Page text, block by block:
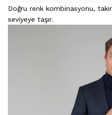
Doğru renk kombinasyonu,
seviyeye taşır.